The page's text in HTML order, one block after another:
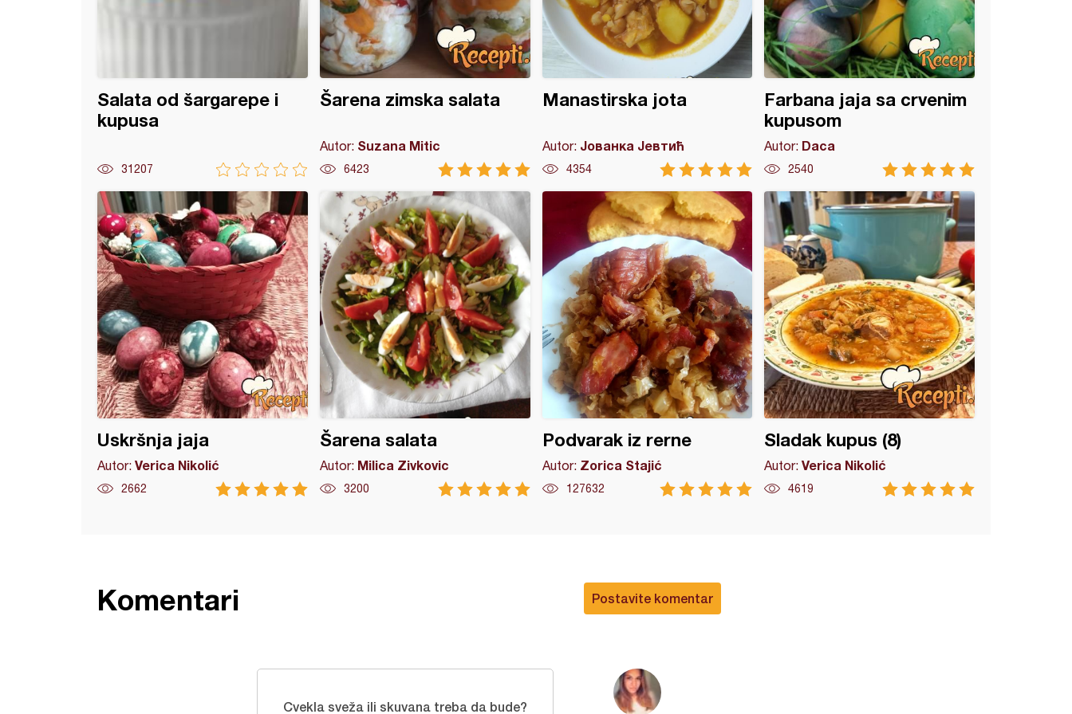
Salata od šargarepe i
kupusa
31207
Šarena zimska salata
Autor: Suzana Mitic
6423
Manastirska jota
Autor: Јованка Јевтић
4354
Farbana jaja sa crvenim
kupusom
Autor: Daca
2540
Uskršnja jaja
Autor: Verica Nikolić
2662
Šarena salata
Autor: Milica Zivkovic
3200
Podvarak iz rerne
Autor: Zorica Stajić
127632
Sladak kupus (8)
Autor:Verica Nikolić
4619
Postavite komentar
Komentari
Cvekla sveža ili skuvana treba da bude?